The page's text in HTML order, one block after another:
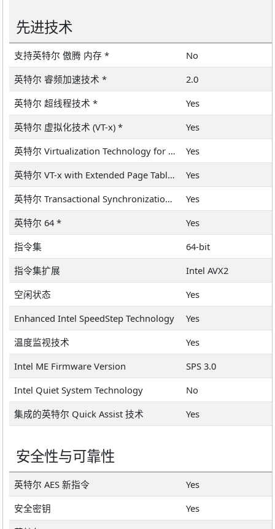
先进技术
支持英特尔 傲腾 内存 *
No
英特尔 睿频加速技术 *
2.0
英特尔 超线程技术 *
Yes
英特尔 虚拟化技术 (VT-x) *
Yes
英特尔 Virtualization Technology for Directed I/O (VT-d) *
Yes
英特尔 VT-x with Extended Page Tables (EPT) *
Yes
英特尔 Transactional Synchronization Extensions – New Instructions (英特尔 TSX-NI)
Yes
英特尔 64 *
Yes
指令集
64-bit
指令集扩展
Intel AVX2
空闲状态
Yes
Enhanced Intel SpeedStep Technology
Yes
温度监视技术
Yes
Intel ME Firmware Version
SPS 3.0
Intel Quiet System Technology
No
集成的英特尔 Quick Assist 技术
Yes
安全性与可靠性
英特尔 AES 新指令
Yes
安全密钥
Yes